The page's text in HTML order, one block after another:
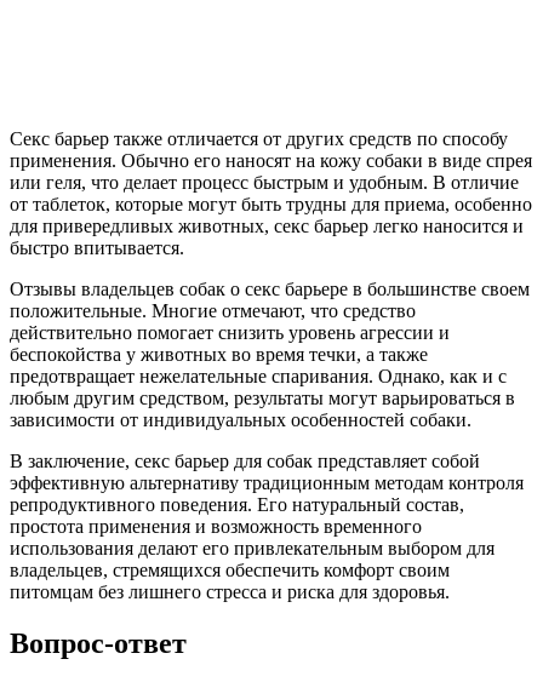
Секс барьер также отличается от других средств по способу
применения. Обычно его наносят на кожу собаки в виде спрея
или геля, что делает процесс быстрым и удобным. В отличие
от таблеток, которые могут быть трудны для приема, особенно
для привередливых животных, секс барьер легко наносится и
быстро впитывается.
Отзывы владельцев собак о секс барьере в большинстве своем
положительные. Многие отмечают, что средство
действительно помогает снизить уровень агрессии и
беспокойства у животных во время течки, а также
предотвращает нежелательные спаривания. Однако, как и с
любым другим средством, результаты могут варьироваться в
зависимости от индивидуальных особенностей собаки.
В заключение, секс барьер для собак представляет собой
эффективную альтернативу традиционным методам контроля
репродуктивного поведения. Его натуральный состав,
простота применения и возможность временного
использования делают его привлекательным выбором для
владельцев, стремящихся обеспечить комфорт своим
питомцам без лишнего стресса и риска для здоровья.
Вопрос-ответ